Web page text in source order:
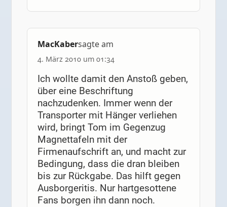
MacKabersagte am
4. März 2010 um 01:34
Ich wollte damit den Anstoß geben,
über eine Beschriftung
nachzudenken. Immer wenn der
Transporter mit Hänger verliehen
wird, bringt Tom im Gegenzug
Magnettafeln mit der
Firmenaufschrift an, und macht zur
Bedingung, dass die dran bleiben
bis zur Rückgabe. Das hilft gegen
Ausborgeritis. Nur hartgesottene
Fans borgen ihn dann noch.